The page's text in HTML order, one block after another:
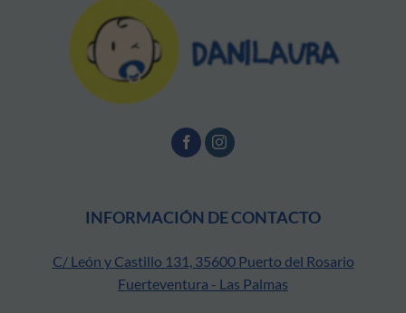
INFORMACIÓN DE CONTACTO
C/ León y Castillo 131, 35600 Puerto del Rosario
Fuerteventura - Las Palmas